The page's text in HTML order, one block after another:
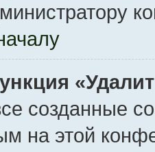
созданные
на этой